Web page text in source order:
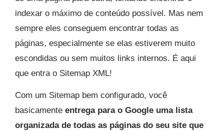
indexar o máximo de conteúdo possível. Mas nem
sempre eles conseguem encontrar todas as
páginas, especialmente se elas estiverem muito
escondidas ou sem muitos links internos. É aqui
que entra o Sitemap XML!
Com um Sitemap bem configurado, você
basicamente entrega para o Google uma lista
organizada de todas as páginas do seu site que